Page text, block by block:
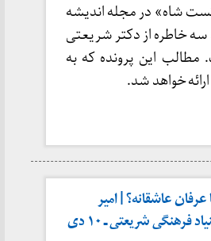
شاه» در مجله اندیشه
شماره ۳۲ ، سه خاطره از دکتر شریعتی
این پرونده که به
خواهد شد.
عرفان عاشقانه؟ | امیر
رضایی (سایت بنیاد فرهنگی شریعتی ـ ۱۰ دی